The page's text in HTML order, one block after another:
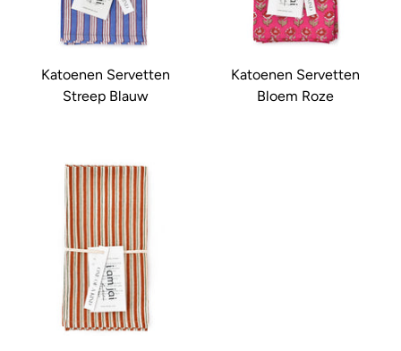
Katoenen Servetten
Streep Blauw
Katoenen Servetten
Bloem Roze